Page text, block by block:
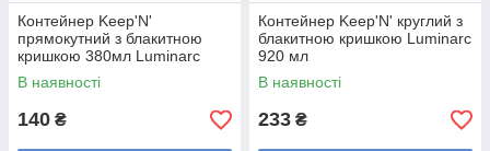
Контейнер Keep'N'
прямокутний з блакитною
кришкою 380мл Luminarc
P5517
В наявності
140 ₴
Контейнер Keep'N' круглий з
блакитною кришкою Luminarc
920 мл
В наявності
233 ₴